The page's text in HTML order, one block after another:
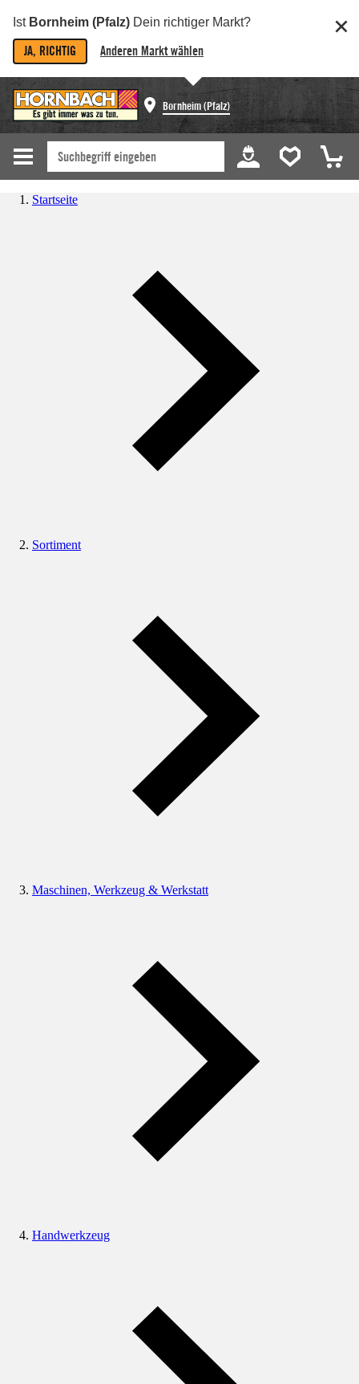
Ist Bornheim (Pfalz) Dein richtiger Markt?
JA, RICHTIG Anderen Markt wählen
Bornheim (Pfalz)
Startseite
Sortiment
Maschinen, Werkzeug & Werkstatt
Handwerkzeug